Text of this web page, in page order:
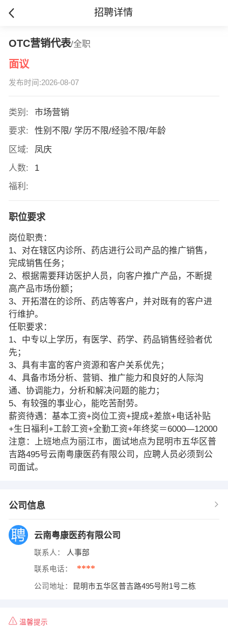
招聘详情
OTC营销代表/全职
面议
发布时间:2026-08-07
类别:
市场营销
要求:
性别不限/ 学历不限/经验不限/年龄
区域:
凤庆
人数:
1
福利:
职位要求
岗位职责：
1、对在辖区内诊所、药店进行公司产品的推广销售，
完成销售任务；
2、根据需要拜访医护人员，向客户推广产品，不断提
高产品市场份额；
3、开拓潜在的诊所、药店等客户，并对既有的客户进
行维护。
任职要求：
1、中专以上学历，有医学、药学、药品销售经验者优
先；
3、具有丰富的客户资源和客户关系优先；
4、具备市场分析、营销、推广能力和良好的人际沟
通、协调能力，分析和解决问题的能力；
5、有较强的事业心，能吃苦耐劳。
薪资待遇：基本工资+岗位工资+提成+差旅+电话补贴
+生日福利+工龄工资+全勤工资+年终奖＝6000—12000
注意：上班地点为丽江市，面试地点为昆明市五华区普
吉路495号云南粤康医药有限公司，应聘人员必须到公
司面试。
公司信息
云南粤康医药有限公司
联系人： 人事部
联系电话： ****
公司地址： 昆明市五华区普吉路495号附1号二栋
温馨提示